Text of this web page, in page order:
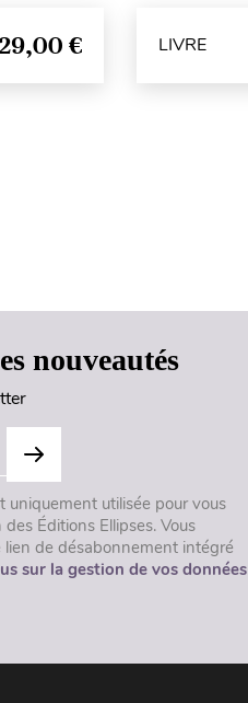
29,00 € LIVRE
nouveautés
uniquement utilisée pour vous
Éditions Ellipses. Vous
de désabonnement intégré
sur la gestion de vos données